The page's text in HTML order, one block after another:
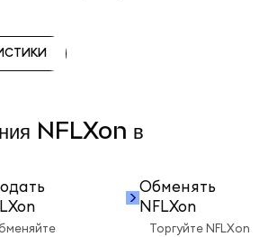
NFLXon в
Обменять
NFLXon
Торгуйте NFLXon